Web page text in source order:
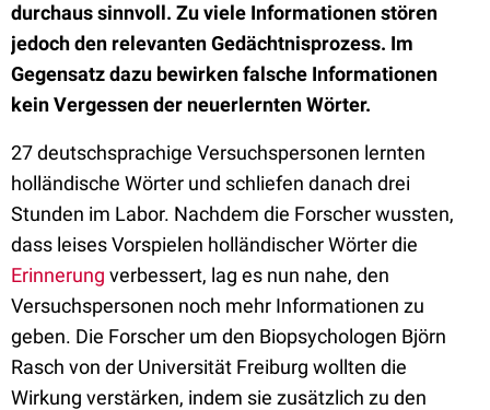
durchaus sinnvoll. Zu viele Informationen stören
jedoch den relevanten Gedächtnisprozess. Im
Gegensatz dazu bewirken falsche Informationen
kein Vergessen der neuerlernten Wörter.
27 deutschsprachige Versuchspersonen lernten
holländische Wörter und schliefen danach drei
Stunden im Labor. Nachdem die Forscher wussten,
dass leises Vorspielen holländischer Wörter die
Erinnerung verbessert, lag es nun nahe, den
Versuchspersonen noch mehr Informationen zu
geben. Die Forscher um den Biopsychologen Björn
Rasch von der Universität Freiburg wollten die
Wirkung verstärken, indem sie zusätzlich zu den